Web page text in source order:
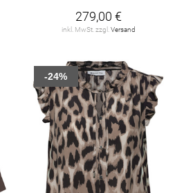
279,00 €
inkl. MwSt. zzgl.Versand
-24%